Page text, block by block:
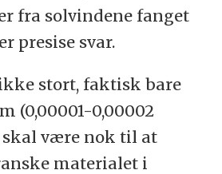
fra solvindene fanget
presise svar.
stort, faktisk bare
(0,00001-0,00002
skal være nok til at
materialet i